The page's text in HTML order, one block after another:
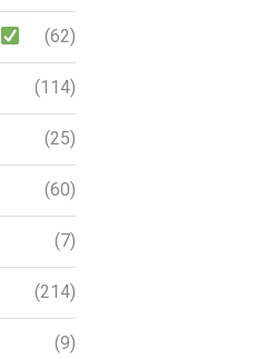
(62)
(114)
(25)
(60)
(7)
(214)
(9)